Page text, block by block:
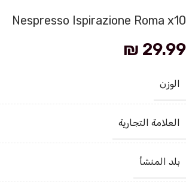
Nespresso Ispirazione Roma x10
₪ 29.99
الوزن
العلامة التجارية
بلد المنشأ